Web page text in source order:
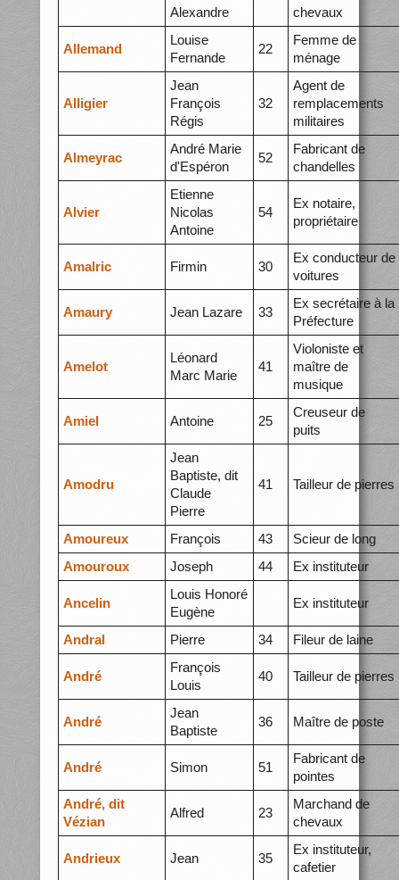
Alexandre
chevaux
Allemand
Louise
Fernande
22
Femme de
ménage
Alligier
Jean
François
Régis
32
Agent de
remplacements
militaires
Almeyrac
André Marie
d'Espéron
52
Fabricant de
chandelles
Alvier
Etienne
Nicolas
Antoine
54
Ex notaire,
propriétaire
Amalric Firmin 30
Ex conducteur de
voitures
Amaury Jean Lazare 33
Ex secrétaire à la
Préfecture
Amelot
Léonard
Marc Marie
41
Violoniste et
maître de
musique
Amiel Antoine 25
Creuseur de
puits
Amodru
Jean
Baptiste, dit
Claude
Pierre
41 Tailleur de pierres
Amoureux François 43
Scieur de long
Amouroux
Joseph 44 Ex instituteur
Ancelin
Louis Honoré
Eugène
Ex instituteur
Andral Pierre 34 Fileur de laine
André
François
Louis
40 Tailleur de pierres
André
Jean
Baptiste
36 Maître de poste
André Simon 51
Fabricant de
pointes
André, dit
Vézian
Alfred 23
Marchand de
chevaux
Andrieux Jean 35
Ex instituteur,
cafetier